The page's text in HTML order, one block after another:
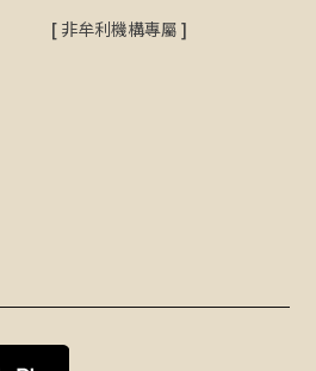
[ 非牟利機構專屬]